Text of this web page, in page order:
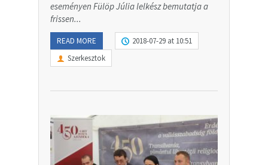
eseményen Fülöp Júlia lelkész bemutatja a
frissen...
READ MORE
2018-07-29 at 10:51
Szerkesztok